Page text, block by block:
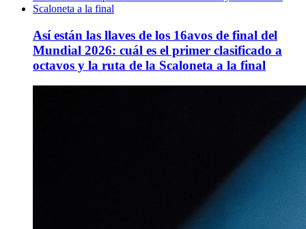
Así están las llaves de los 16avos de final del
Mundial 2026: cuál es el primer clasificado a
octavos y la ruta de la Scaloneta a la final